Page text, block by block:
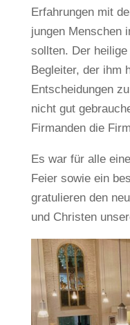
Erfahrungen mit
jungen Menschen
sollten. Der
Begleiter, der ihm
Entscheidungen
nicht gut
Firmanden die
Es war für alle
Feier sowie ein
gratulieren den
und Christen